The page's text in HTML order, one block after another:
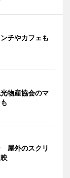
チやカフェも
物産協会のマ
屋外のスクリ